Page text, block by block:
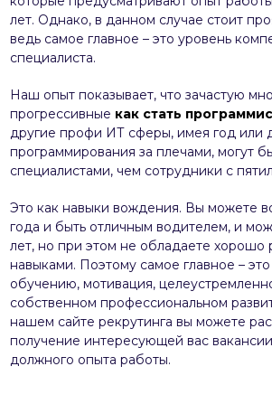
лет. Однако, в данном случае стоит
ведь самое главное – это уровень
специалиста.
Наш опыт показывает, что зачастую
прогрессивные как стать
другие профи ИТ сферы, имея год или
программирования за плечами, могут
специалистами, чем сотрудники с
Это как навыки вождения. Вы можете
года и быть отличным водителем, и
лет, но при этом не обладаете хорошо
навыками. Поэтому самое главное – это
обучению, мотивация,
собственном профессиональном
нашем сайте рекрутинга вы можете
получение интересующей вас
должного опыта работы.